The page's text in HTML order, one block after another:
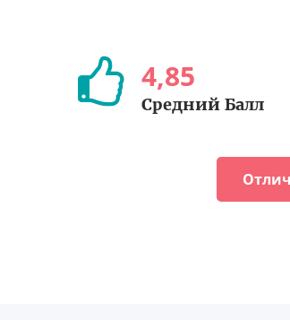
4,85
Средний Балл